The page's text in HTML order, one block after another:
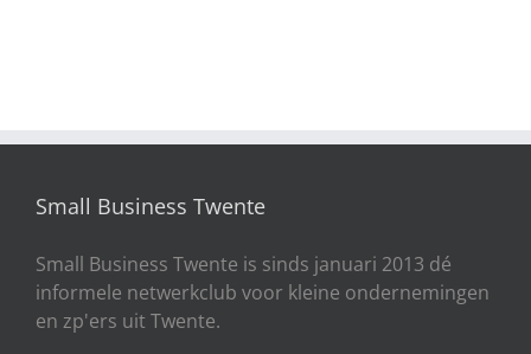
Small Business Twente
Small Business Twente is sinds januari 2013 dé
informele netwerkclub voor kleine ondernemingen
en zp'ers uit Twente.